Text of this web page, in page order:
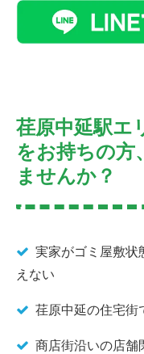
荏原中延駅エ
をお持ちの方
ませんか？
実家がゴミ屋敷状
えない
荏原中延の住宅街
商店街沿いの店舗